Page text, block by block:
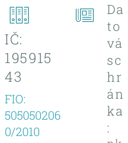
IČ:
195915
43
FIO:
505050206
0/2010
Da
to
vá
sc
hr
án
ka
: